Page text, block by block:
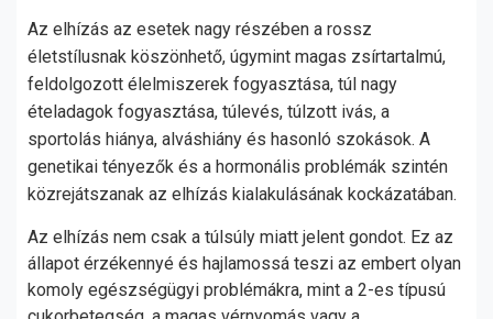
Az elhízás az esetek nagy részében a rossz
életstílusnak köszönhető, úgymint magas zsírtartalmú,
feldolgozott élelmiszerek fogyasztása, túl nagy
ételadagok fogyasztása, túlevés, túlzott ivás, a
sportolás hiánya, alváshiány és hasonló szokások. A
genetikai tényezők és a hormonális problémák szintén
közrejátszanak az elhízás kialakulásának kockázatában.
Az elhízás nem csak a túlsúly miatt jelent gondot. Ez az
állapot érzékennyé és hajlamossá teszi az embert olyan
komoly egészségügyi problémákra, mint a 2-es típusú